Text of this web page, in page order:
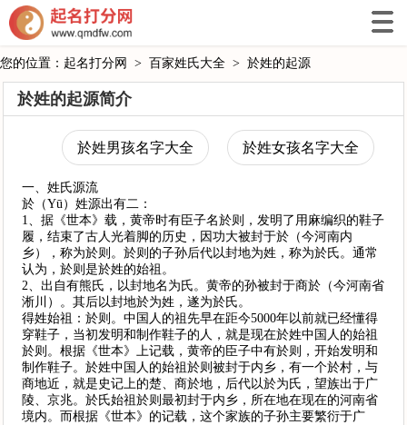
您的位置： 起名打分网 > 百家姓氏大全 > 於姓的起源
於姓的起源简介
於姓男孩名字大全 於姓女孩名字大全
一、姓氏源流
於（Yū）姓源出有二：
1、据《世本》载，黄帝时有臣子名於则，发明了用麻编织的鞋子
履，结束了古人光着脚的历史，因功大被封于於（今河南内
乡），称为於则。於则的子孙后代以封地为姓，称为於氏。通常
认为，於则是於姓的始祖。
2、出自有熊氏，以封地名为氏。黄帝的孙被封于商於（今河南省
淅川）。其后以封地於为姓，遂为於氏。
得姓始祖：於则。中国人的祖先早在距今5000年以前就已经懂得
穿鞋子，当初发明和制作鞋子的人，就是现在於姓中国人的始祖
於则。根据《世本》上记载，黄帝的臣子中有於则，开始发明和
制作鞋子。於姓中国人的始祖於则被封于内乡，有一个於村，与
商地近，就是史记上的楚、商於地，后代以於为氏，望族出于广
陵、京兆。於氏始祖於则最初封于内乡，所在地在现在的河南省
境内。而根据《世本》的记载，这个家族的子孙主要繁衍于广